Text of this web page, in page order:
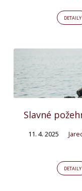
DETAILY
Slavné
11. 4. 2025
DETAILY